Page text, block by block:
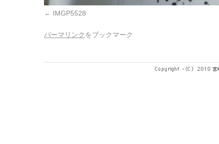
IMGP5528
パーマリンク をブックマーク